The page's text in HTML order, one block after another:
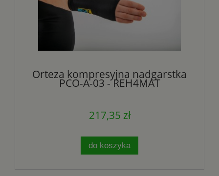
Orteza kompresyjna nadgarstka
PCO-A-03 - REH4MAT
217,35 zł
do koszyka